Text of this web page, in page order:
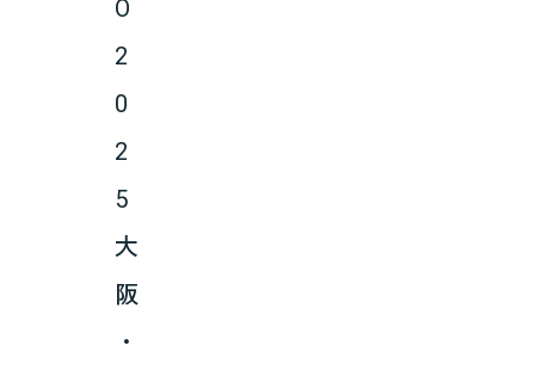
2
0
2
5
大
阪
・